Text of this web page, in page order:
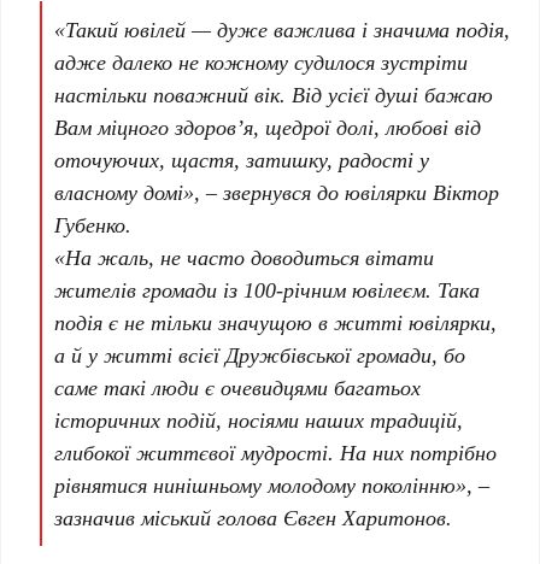
«Такий ювілей — дуже важлива і значима подія,
адже далеко не кожному судилося зустріти
настільки поважний вік. Від усієї душі бажаю
Вам міцного здоров’я, щедрої долі, любові від
оточуючих, щастя, затишку, радості у
власному домі», – звернувся до ювілярки Віктор
Губенко.
«На жаль, не часто доводиться вітати
жителів громади із 100-річним ювілеєм. Така
подія є не тільки значущою в житті ювілярки,
а й у житті всієї Дружбівської громади, бо
саме такі люди є очевидцями багатьох
історичних подій, носіями наших традицій,
глибокої життєвої мудрості. На них потрібно
рівнятися нинішньому молодому поколінню», –
зазначив міський голова Євген Харитонов.